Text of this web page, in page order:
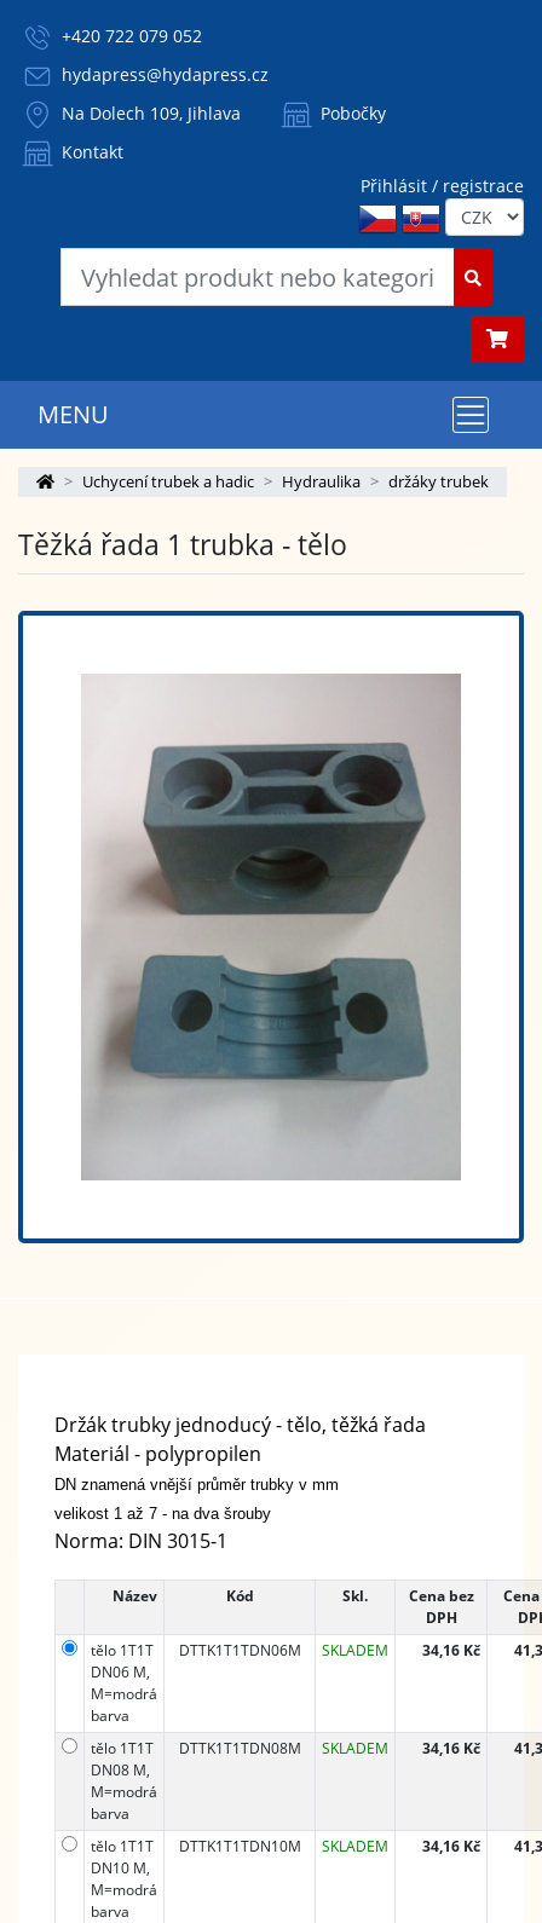
+420 722 079 052
hydapress@hydapress.cz
Na Dolech 109, Jihlava
Pobočky
Kontakt
Přihlásit / registrace
MENU
Uchycení trubek a hadic Hydraulika držáky trubek
Těžká řada 1 trubka - tělo
Držák trubky jednoducý - tělo, těžká řada
Materiál - polypropilen
DN znamená vnější průměr trubky v mm
velikost 1 až 7 - na dva šrouby
Norma: DIN 3015-1
Název Kód Skl.
Cena bez
DPH
tělo 1T1T
DN06 M,
M=modrá
barva
DTTK1T1TDN06M SKLADEM 34,16 Kč
tělo 1T1T
DN08 M,
M=modrá
barva
DTTK1T1TDN08M SKLADEM 34,16 Kč
tělo 1T1T
DN10 M,
M=modrá
barva
DTTK1T1TDN10M SKLADEM 34,16 Kč